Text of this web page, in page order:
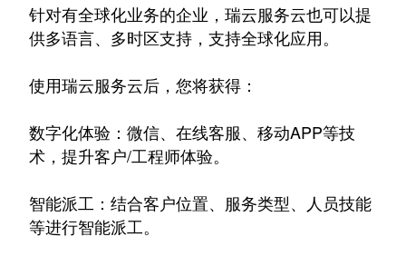
针对有全球化业务的企业，瑞云服务云也可以提
供多语言、多时区支持，支持全球化应用。
使用瑞云服务云后，您将获得：
数字化体验：微信、在线客服、移动APP等技
术，提升客户/工程师体验。
智能派工：结合客户位置、服务类型、人员技能
等进行智能派工。